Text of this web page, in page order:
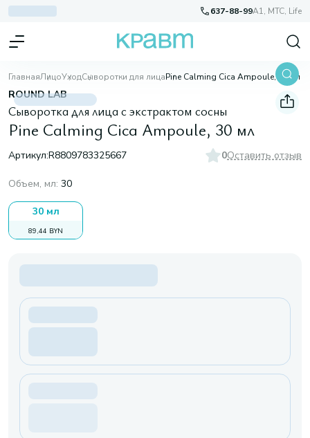
637-88-99A1, МТС, Life
ГлавнаяЛицоУходСыворотки для лицаPine Calming Cica Ampoule, 30 мл
ROUND LAB
Сыворотка для лица с экстрактом сосны
Pine Calming Cica Ampoule, 30 мл
Артикул:R8809783325667 0Оставить отзыв
Объем, мл: 30
30 мл
89,44 BYN